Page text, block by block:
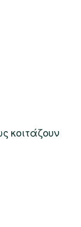
κοιτάζουν